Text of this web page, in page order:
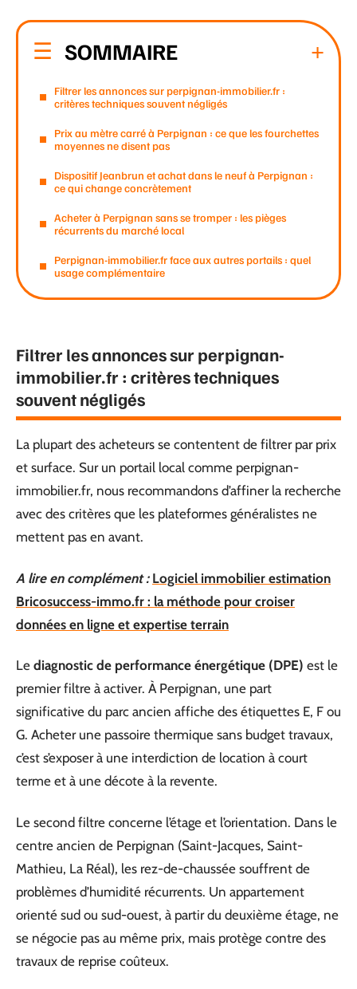
SOMMAIRE
Filtrer les annonces sur perpignan-immobilier.fr :
critères techniques souvent négligés
Prix au mètre carré à Perpignan : ce que les fourchettes
moyennes ne disent pas
Dispositif Jeanbrun et achat dans le neuf à Perpignan :
ce qui change concrètement
Acheter à Perpignan sans se tromper : les pièges
récurrents du marché local
Perpignan-immobilier.fr face aux autres portails : quel
usage complémentaire
Filtrer les annonces sur perpignan-
immobilier.fr : critères techniques
souvent négligés
La plupart des acheteurs se contentent de filtrer par prix
et surface. Sur un portail local comme perpignan-
immobilier.fr, nous recommandons d’affiner la recherche
avec des critères que les plateformes généralistes ne
mettent pas en avant.
A lire en complément : Logiciel immobilier estimation
Bricosuccess-immo.fr : la méthode pour croiser
données en ligne et expertise terrain
Le diagnostic de performance énergétique (DPE) est le
premier filtre à activer. À Perpignan, une part
significative du parc ancien affiche des étiquettes E, F ou
G. Acheter une passoire thermique sans budget travaux,
c’est s’exposer à une interdiction de location à court
terme et à une décote à la revente.
Le second filtre concerne l’étage et l’orientation. Dans le
centre ancien de Perpignan (Saint-Jacques, Saint-
Mathieu, La Réal), les rez-de-chaussée souffrent de
problèmes d’humidité récurrents. Un appartement
orienté sud ou sud-ouest, à partir du deuxième étage, ne
se négocie pas au même prix, mais protège contre des
travaux de reprise coûteux.